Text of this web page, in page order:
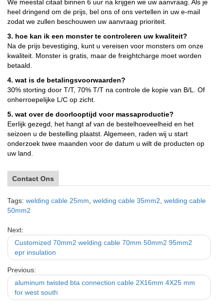
We meestal citaat binnen 6 uur na krijgen we uw aanvraag. Als je
heel dringend om de prijs, bel ons of ons vertellen in uw e-mail
zodat we zullen beschouwen uw aanvraag prioriteit.
3. hoe kan ik een monster te controleren uw kwaliteit?
Na de prijs bevestiging, kunt u vereisen voor monsters om onze
kwaliteit. Monster is gratis, maar de freightcharge moet worden
betaald.
4. wat is de betalingsvoorwaarden?
30% storting door T/T, 70% T/T na controle de kopie van B/L. Of
onherroepelijke L/C op zicht.
5. wat over de doorlooptijd voor massaproductie?
Eerlijk gezegd, het hangt af van de bestelhoeveelheid en het
seizoen u de bestelling plaatst. Algemeen, raden wij u start
onderzoek twee maanden voor de datum u wilt de producten op
uw land.
Contact Ons
Tags: welding cable 25mm welding cable 35mm2 welding cable
50mm2
Next:
Customized 70mm2 welding cable 70mm 50mm2 95mm2
epr insulation
Previous:
aluminum twisted bta connection cable 2X16mm 4X25 mm
for west south